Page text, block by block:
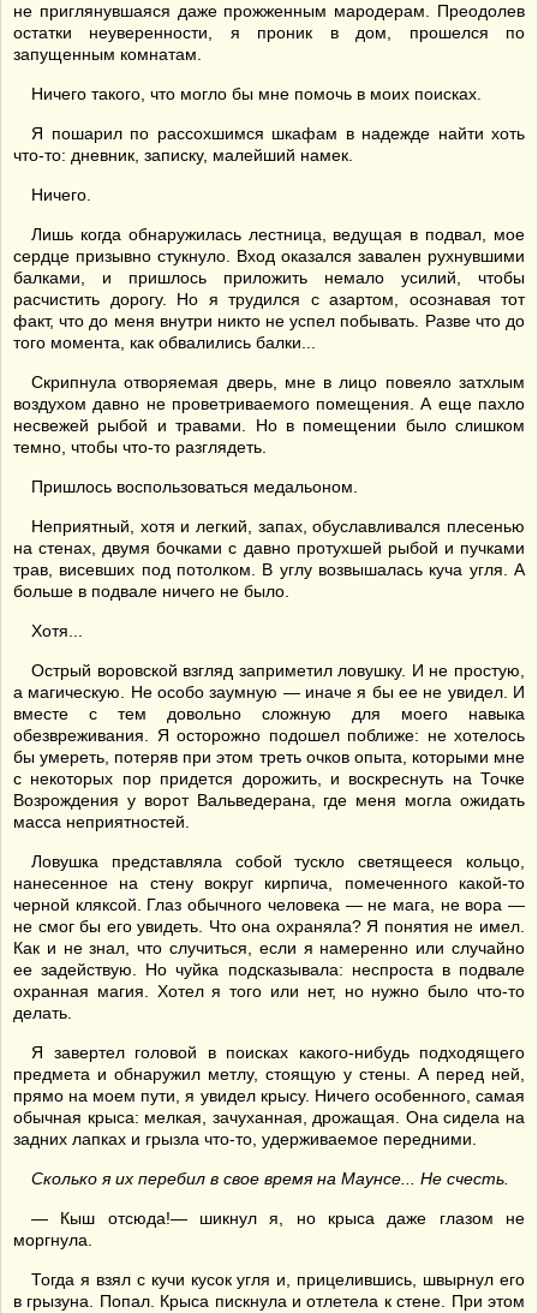
не приглянувшаяся даже прожженным мародерам. Преодолев
остатки неуверенности, я проник в дом, прошелся по
запущенным комнатам.
Ничего такого, что могло бы мне помочь в моих поисках.
Я пошарил по рассохшимся шкафам в надежде найти хоть
что-то: дневник, записку, малейший намек.
Ничего.
Лишь когда обнаружилась лестница, ведущая в подвал, мое
сердце призывно стукнуло. Вход оказался завален рухнувшими
балками, и пришлось приложить немало усилий, чтобы
расчистить дорогу. Но я трудился с азартом, осознавая тот
факт, что до меня внутри никто не успел побывать. Разве что до
того момента, как обвалились балки...
Скрипнула отворяемая дверь, мне в лицо повеяло затхлым
воздухом давно не проветриваемого помещения. А еще пахло
несвежей рыбой и травами. Но в помещении было слишком
темно, чтобы что-то разглядеть.
Пришлось воспользоваться медальоном.
Неприятный, хотя и легкий, запах, обуславливался плесенью
на стенах, двумя бочками с давно протухшей рыбой и пучками
трав, висевших под потолком. В углу возвышалась куча угля. А
больше в подвале ничего не было.
Хотя...
Острый воровской взгляд заприметил ловушку. И не простую,
а магическую. Не особо заумную — иначе я бы ее не увидел. И
вместе с тем довольно сложную для моего навыка
обезвреживания. Я осторожно подошел поближе: не хотелось
бы умереть, потеряв при этом треть очков опыта, которыми мне
с некоторых пор придется дорожить, и воскреснуть на Точке
Возрождения у ворот Вальведерана, где меня могла ожидать
масса неприятностей.
Ловушка представляла собой тускло светящееся кольцо,
нанесенное на стену вокруг кирпича, помеченного какой-то
черной кляксой. Глаз обычного человека — не мага, не вора —
не смог бы его увидеть. Что она охраняла? Я понятия не имел.
Как и не знал, что случиться, если я намеренно или случайно
ее задействую. Но чуйка подсказывала: неспроста в подвале
охранная магия. Хотел я того или нет, но нужно было что-то
делать.
Я завертел головой в поисках какого-нибудь подходящего
предмета и обнаружил метлу, стоящую у стены. А перед ней,
прямо на моем пути, я увидел крысу. Ничего особенного, самая
обычная крыса: мелкая, зачуханная, дрожащая. Она сидела на
задних лапках и грызла что-то, удерживаемое передними.
Сколько я их перебил в свое время на Маунсе... Не счесть.
— Кыш отсюда!— шикнул я, но крыса даже глазом не
моргнула.
Тогда я взял с кучи кусок угля и, прицелившись, швырнул его
в грызуна. Попал. Крыса пискнула и отлетела к стене. При этом